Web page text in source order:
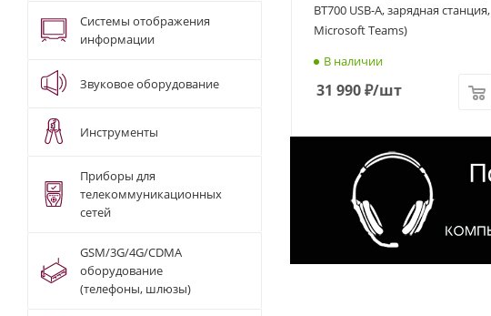
BT700 USB-A, зарядная станция,
Microsoft Teams)
В наличии
31 990₽/шт
Системы отображения
информации
Звуковое оборудование
Инструменты
Приборы для
телекоммуникационных
сетей
GSM/3G/4G/CDMA
оборудование
(телефоны, шлюзы)